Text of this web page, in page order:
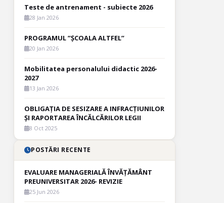
Teste de antrenament - subiecte 2026
28 Jan 2026
PROGRAMUL ”ȘCOALA ALTFEL”
20 Jan 2026
Mobilitatea personalului didactic 2026-
2027
13 Jan 2026
OBLIGAȚIA DE SESIZARE A INFRACȚIUNILOR
ȘI RAPORTAREA ÎNCĂLCĂRILOR LEGII
8 Oct 2025
POSTĂRI RECENTE
EVALUARE MANAGERIALĂ ÎNVĂȚĂMÂNT
PREUNIVERSITAR 2026- REVIZIE
25 Jun 2026